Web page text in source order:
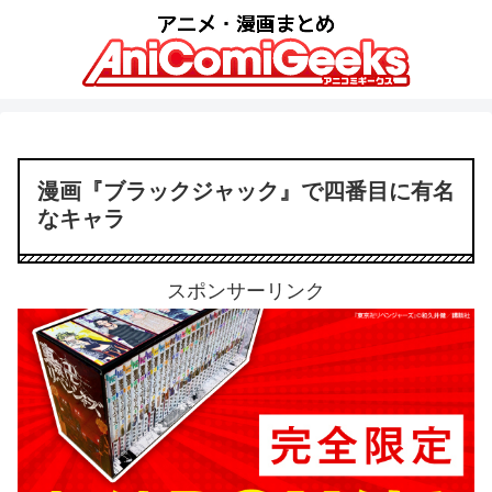
漫画『ブラックジャック』で四番目に有名
なキャラ
スポンサーリンク